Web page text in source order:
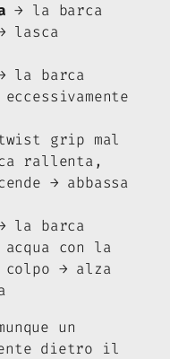
→ la barca
lasca
la barca
grip mal
rallenta,
→ abbassa
la barca
con la
→ alza
un
dietro il